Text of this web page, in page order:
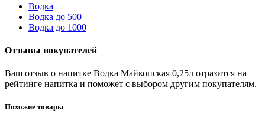
Водка
Водка до 500
Водка до 1000
Отзывы покупателей
Ваш отзыв о напитке Водка Майкопская 0,25л отразится на
рейтинге напитка и поможет с выбором другим покупателям.
Похожие товары